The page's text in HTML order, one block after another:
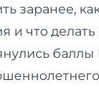
заранее,
и что делать
баллы